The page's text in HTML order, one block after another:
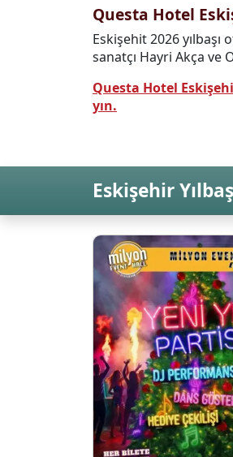
Questa Hotel
Eskişehit 2026
sanatçı Hayri Akça ve
Questa Hotel
yın.
Eskişehir